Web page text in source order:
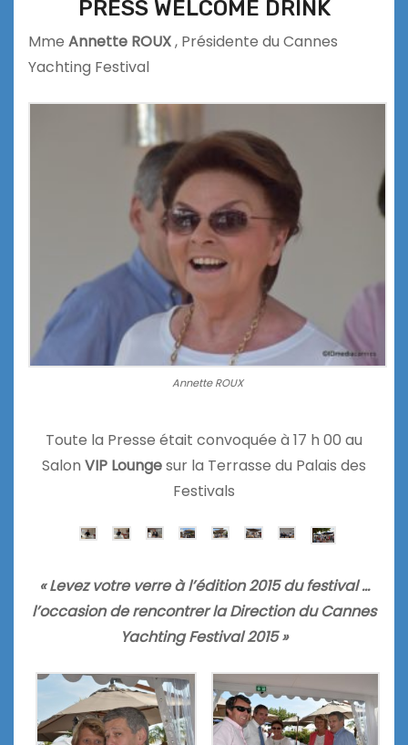
PRESS WELCOME DRINK
Mme Annette ROUX, Présidente du Cannes
Yachting Festival
Annette ROUX
Toute la Presse était convoquée à 17 h 00 au
Salon VIP Loungesur la Terrasse du Palais des
Festivals
« Levez votre verre à l’édition 2015 du festival …
l’occasion de rencontrer la Direction du Cannes
Yachting Festival 2015 »